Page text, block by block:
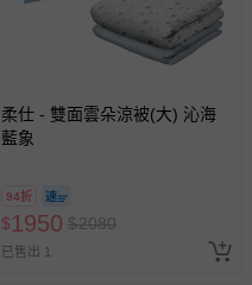
柔仕 - 雙面雲朵涼被(大) 沁海
藍象
94折
$1950 $2080
已售出 1